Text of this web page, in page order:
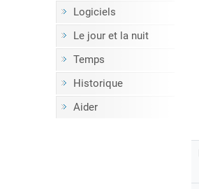
Logiciels
Le jour et la nuit
Temps
Historique
Aider